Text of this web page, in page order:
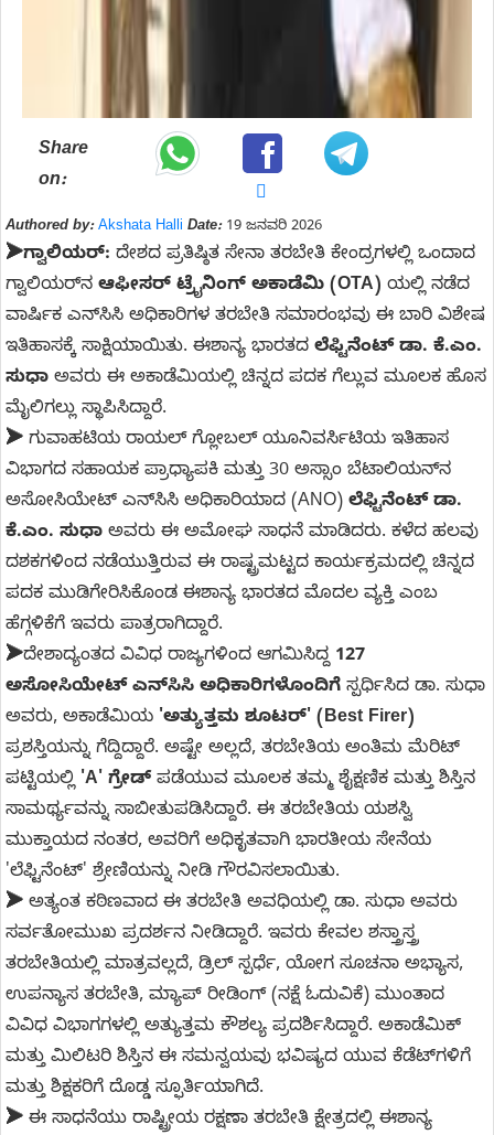
Share
on:
Authored by: Akshata Halli Date:19 ಜನವರಿ 2026
➤ಗ್ವಾಲಿಯರ್: ದೇಶದ ಪ್ರತಿಷ್ಠಿತ ಸೇನಾ ತರಬೇತಿ ಕೇಂದ್ರಗಳಲ್ಲಿ ಒಂದಾದ
ಗ್ವಾಲಿಯರ್‌ನ ಆಫೀಸರ್ ಟ್ರೈನಿಂಗ್ ಅಕಾಡೆಮಿ (OTA) ಯಲ್ಲಿ ನಡೆದ
ವಾರ್ಷಿಕ ಎನ್‌ಸಿಸಿ ಅಧಿಕಾರಿಗಳ ತರಬೇತಿ ಸಮಾರಂಭವು ಈ ಬಾರಿ ವಿಶೇಷ
ಇತಿಹಾಸಕ್ಕೆ ಸಾಕ್ಷಿಯಾಯಿತು. ಈಶಾನ್ಯ ಭಾರತದ ಲೆಫ್ಟಿನೆಂಟ್ ಡಾ. ಕೆ.ಎಂ.
ಸುಧಾ ಅವರು ಈ ಅಕಾಡೆಮಿಯಲ್ಲಿ ಚಿನ್ನದ ಪದಕ ಗೆಲ್ಲುವ ಮೂಲಕ ಹೊಸ
ಮೈಲಿಗಲ್ಲು ಸ್ಥಾಪಿಸಿದ್ದಾರೆ.
➤ ಗುವಾಹಟಿಯ ರಾಯಲ್ ಗ್ಲೋಬಲ್ ಯೂನಿವರ್ಸಿಟಿಯ ಇತಿಹಾಸ
ವಿಭಾಗದ ಸಹಾಯಕ ಪ್ರಾಧ್ಯಾಪಕಿ ಮತ್ತು 30 ಅಸ್ಸಾಂ ಬೆಟಾಲಿಯನ್‌ನ
ಅಸೋಸಿಯೇಟ್ ಎನ್‌ಸಿಸಿ ಅಧಿಕಾರಿಯಾದ (ANO) ಲೆಫ್ಟಿನೆಂಟ್ ಡಾ.
ಕೆ.ಎಂ. ಸುಧಾ ಅವರು ಈ ಅಮೋಘ ಸಾಧನೆ ಮಾಡಿದರು. ಕಳೆದ ಹಲವು
ದಶಕಗಳಿಂದ ನಡೆಯುತ್ತಿರುವ ಈ ರಾಷ್ಟ್ರಮಟ್ಟದ ಕಾರ್ಯಕ್ರಮದಲ್ಲಿ ಚಿನ್ನದ
ಪದಕ ಮುಡಿಗೇರಿಸಿಕೊಂಡ ಈಶಾನ್ಯ ಭಾರತದ ಮೊದಲ ವ್ಯಕ್ತಿ ಎಂಬ
ಹೆಗ್ಗಳಿಕೆಗೆ ಇವರು ಪಾತ್ರರಾಗಿದ್ದಾರೆ.
➤ದೇಶಾದ್ಯಂತದ ವಿವಿಧ ರಾಜ್ಯಗಳಿಂದ ಆಗಮಿಸಿದ್ದ 127
ಅಸೋಸಿಯೇಟ್ ಎನ್‌ಸಿಸಿ ಅಧಿಕಾರಿಗಳೊಂದಿಗೆ ಸ್ಪರ್ಧಿಸಿದ ಡಾ. ಸುಧಾ
ಅವರು, ಅಕಾಡೆಮಿಯ 'ಅತ್ಯುತ್ತಮ ಶೂಟರ್' (Best Firer)
ಪ್ರಶಸ್ತಿಯನ್ನು ಗೆದ್ದಿದ್ದಾರೆ. ಅಷ್ಟೇ ಅಲ್ಲದೆ, ತರಬೇತಿಯ ಅಂತಿಮ ಮೆರಿಟ್
ಪಟ್ಟಿಯಲ್ಲಿ 'A' ಗ್ರೇಡ್ ಪಡೆಯುವ ಮೂಲಕ ತಮ್ಮ ಶೈಕ್ಷಣಿಕ ಮತ್ತು ಶಿಸ್ತಿನ
ಸಾಮರ್ಥ್ಯವನ್ನು ಸಾಬೀತುಪಡಿಸಿದ್ದಾರೆ. ಈ ತರಬೇತಿಯ ಯಶಸ್ವಿ
ಮುಕ್ತಾಯದ ನಂತರ, ಅವರಿಗೆ ಅಧಿಕೃತವಾಗಿ ಭಾರತೀಯ ಸೇನೆಯ
'ಲೆಫ್ಟಿನೆಂಟ್' ಶ್ರೇಣಿಯನ್ನು ನೀಡಿ ಗೌರವಿಸಲಾಯಿತು.
➤ ಅತ್ಯಂತ ಕಠಿಣವಾದ ಈ ತರಬೇತಿ ಅವಧಿಯಲ್ಲಿ ಡಾ. ಸುಧಾ ಅವರು
ಸರ್ವತೋಮುಖ ಪ್ರದರ್ಶನ ನೀಡಿದ್ದಾರೆ. ಇವರು ಕೇವಲ ಶಸ್ತ್ರಾಸ್ತ್ರ
ತರಬೇತಿಯಲ್ಲಿ ಮಾತ್ರವಲ್ಲದೆ, ಡ್ರಿಲ್ ಸ್ಪರ್ಧೆ, ಯೋಗ ಸೂಚನಾ ಅಭ್ಯಾಸ,
ಉಪನ್ಯಾಸ ತರಬೇತಿ, ಮ್ಯಾಪ್ ರೀಡಿಂಗ್ (ನಕ್ಷೆ ಓದುವಿಕೆ) ಮುಂತಾದ
ವಿವಿಧ ವಿಭಾಗಗಳಲ್ಲಿ ಅತ್ಯುತ್ತಮ ಕೌಶಲ್ಯ ಪ್ರದರ್ಶಿಸಿದ್ದಾರೆ. ಅಕಾಡೆಮಿಕ್
ಮತ್ತು ಮಿಲಿಟರಿ ಶಿಸ್ತಿನ ಈ ಸಮನ್ವಯವು ಭವಿಷ್ಯದ ಯುವ ಕೆಡೆಟ್‌ಗಳಿಗೆ
ಮತ್ತು ಶಿಕ್ಷಕರಿಗೆ ದೊಡ್ಡ ಸ್ಫೂರ್ತಿಯಾಗಿದೆ.
➤ ಈ ಸಾಧನೆಯು ರಾಷ್ಟ್ರೀಯ ರಕ್ಷಣಾ ತರಬೇತಿ ಕ್ಷೇತ್ರದಲ್ಲಿ ಈಶಾನ್ಯ